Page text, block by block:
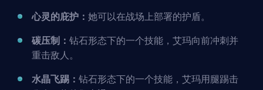
心灵的庇护： 她可以在战场上部署的护盾。
碳压制： 钻石形态下的一个技能，艾玛向前冲刺并
重击敌人。
水晶飞踢： 钻石形态下的一个技能，艾玛用腿踢击